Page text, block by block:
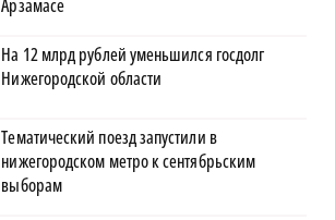
Арзамасе
На 12 млрд рублей уменьшился госдолг
Нижегородской области
Тематический поезд запустили в
нижегородском метро к сентябрьским
выборам